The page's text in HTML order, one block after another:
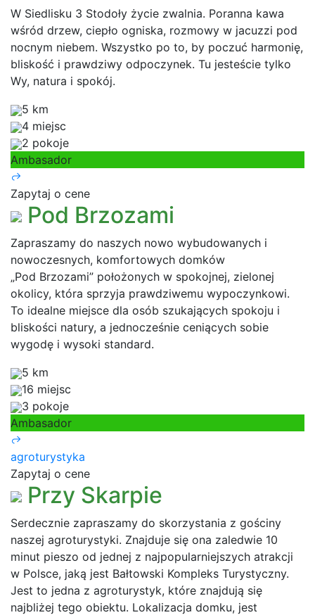
W Siedlisku 3 Stodoły życie zwalnia. Poranna kawa
wśród drzew, ciepło ogniska, rozmowy w jacuzzi pod
nocnym niebem. Wszystko po to, by poczuć harmonię,
bliskość i prawdziwy odpoczynek. Tu jesteście tylko
Wy, natura i spokój.
5 km
4 miejsc
2 pokoje
Ambasador
Zapytaj o cene
Pod Brzozami
Zapraszamy do naszych nowo wybudowanych i
nowoczesnych, komfortowych domków
„Pod Brzozami” położonych w spokojnej, zielonej
okolicy, która sprzyja prawdziwemu wypoczynkowi.
To idealne miejsce dla osób szukających spokoju i
bliskości natury, a jednocześnie ceniących sobie
wygodę i wysoki standard.
5 km
16 miejsc
3 pokoje
Ambasador
agroturystyka
Zapytaj o cene
Przy Skarpie
Serdecznie zapraszamy do skorzystania z gościny
naszej agroturystyki. Znajduje się ona zaledwie 10
minut pieszo od jednej z najpopularniejszych atrakcji
w Polsce, jaką jest Bałtowski Kompleks Turystyczny.
Jest to jedna z agroturystyk, które znajdują się
najbliżej tego obiektu. Lokalizacja domku, jest